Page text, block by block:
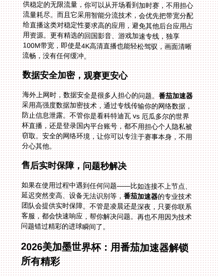
流畅，没有任何缓冲。
数据安全加密，观赛更安心
海外上网时，数据安全是很多人担心的问题。番茄加速器
采用高强度数据加密技术，通过专线传输你的网络数据，
防止信息泄露。不管你是看科特迪瓦 vs 厄瓜多尔的世界
杯直播，还是登录国内平台账号，都不用担心个人隐私被
窃取。安全的网络环境，让你可以专注于赛事本身，不用
分心其他。
售后实时保障，问题秒解决
如果在使用过程中遇到任何问题——比如连接不上节点、
延迟突然变高、设备无法识别等，番茄加速器的专业技术
团队会提供实时保障。不管是凌晨还是深夜，只要你联系
客服，都会快速响应，帮你解决问题。再也不用因为技术
问题错过精彩的进球瞬间了。
2026美加墨世界杯：用番茄加速器解锁
所有精彩